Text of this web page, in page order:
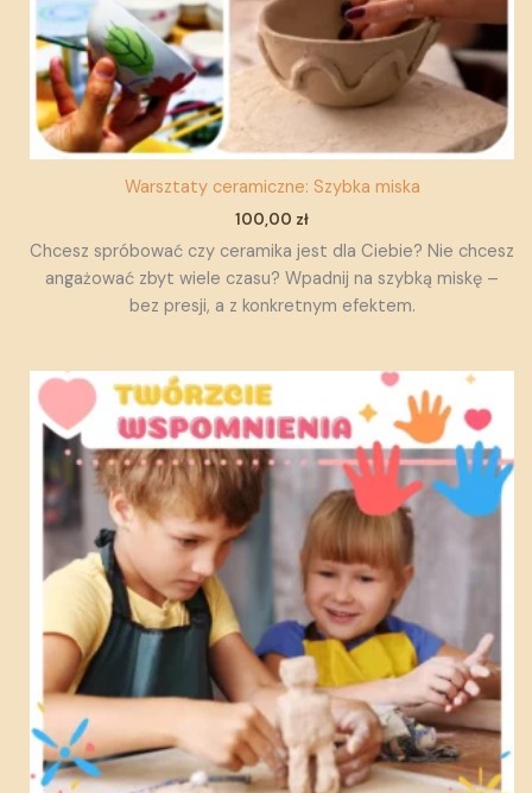
Warsztaty ceramiczne: Szybka miska
100,00 zł
Chcesz spróbować czy ceramika jest dla Ciebie? Nie chcesz
angażować zbyt wiele czasu? Wpadnij na szybką miskę –
bez presji, a z konkretnym efektem.